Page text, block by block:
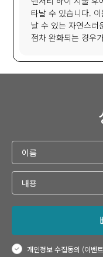
타날 수 있습니다.
날 수 있는 자연스러
점차 완화되는 경우
개인정보 수집동의 (이벤